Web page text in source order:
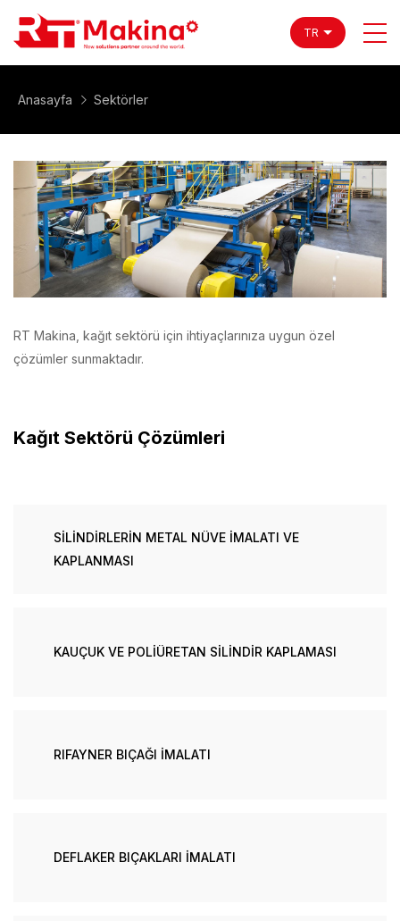
TR
Anasayfa Sektörler
RT Makina, kağıt sektörü için ihtiyaçlarınıza uygun özel
çözümler sunmaktadır.
Kağıt Sektörü Çözümleri
SİLİNDİRLERİN METAL NÜVE İMALATI VE
KAPLANMASI
KAUÇUK VE POLİÜRETAN SİLİNDİR KAPLAMASI
RIFAYNER BIÇAĞI İMALATI
DEFLAKER BIÇAKLARI İMALATI